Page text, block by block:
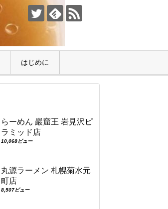
はじめに
らーめん 巖窟王 岩見沢ピ
ラミッド店
10,068ビュー
丸源ラーメン 札幌菊水元
町店
8,507ビュー